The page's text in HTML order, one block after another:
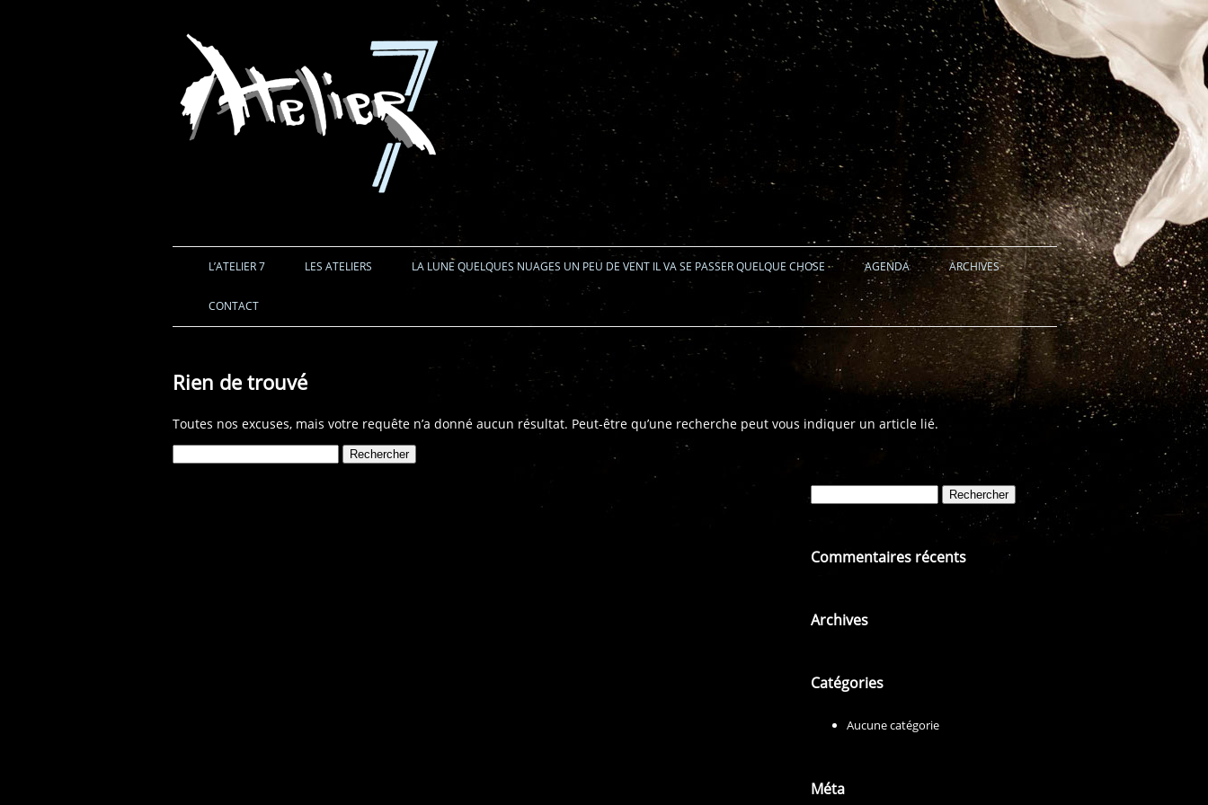
Aller au contenu
L’ATELIER 7 LES ATELIERS LA LUNE QUELQUES NUAGES UN PEU DE VENT IL VA SE PASSER QUELQUE CHOSE AGENDA ARCHIVES
CONTACT
Rien de trouvé
Toutes nos excuses, mais votre requête n’a donné aucun résultat. Peut-être qu’une recherche peut vous indiquer un article lié.
Commentaires récents
Archives
Catégories
Aucune catégorie
Méta